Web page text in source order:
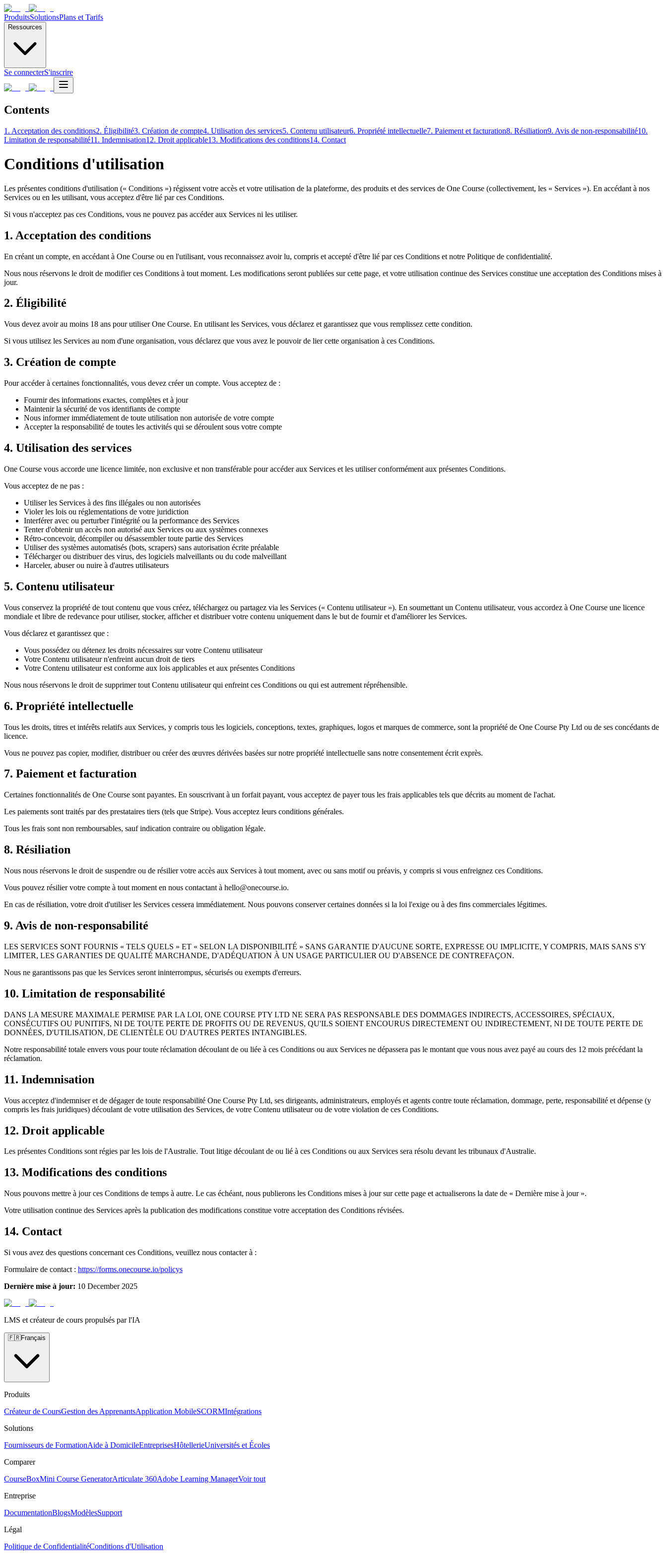
ProduitsSolutionsPlans et Tarifs
Ressources
Se connecterS'inscrire
Contents
1. Acceptation des conditions2. Éligibilité3. Création de compte4. Utilisation des services5. Contenu utilisateur6. Propriété intellectuelle7. Paiement et facturation8. Résiliation9. Avis de non-responsabilité10.
Limitation de responsabilité11. Indemnisation12. Droit applicable13. Modifications des conditions14. Contact
Conditions d'utilisation
Les présentes conditions d'utilisation (« Conditions ») régissent votre accès et votre utilisation de la plateforme, des produits et des services de One Course (collectivement, les « Services »). En accédant à nos
Services ou en les utilisant, vous acceptez d'être lié par ces Conditions.
Si vous n'acceptez pas ces Conditions, vous ne pouvez pas accéder aux Services ni les utiliser.
1. Acceptation des conditions
En créant un compte, en accédant à One Course ou en l'utilisant, vous reconnaissez avoir lu, compris et accepté d'être lié par ces Conditions et notre Politique de confidentialité.
Nous nous réservons le droit de modifier ces Conditions à tout moment. Les modifications seront publiées sur cette page, et votre utilisation continue des Services constitue une acceptation des Conditions mises à
jour.
2. Éligibilité
Vous devez avoir au moins 18 ans pour utiliser One Course. En utilisant les Services, vous déclarez et garantissez que vous remplissez cette condition.
Si vous utilisez les Services au nom d'une organisation, vous déclarez que vous avez le pouvoir de lier cette organisation à ces Conditions.
3. Création de compte
Pour accéder à certaines fonctionnalités, vous devez créer un compte. Vous acceptez de :
Fournir des informations exactes, complètes et à jour
Maintenir la sécurité de vos identifiants de compte
Nous informer immédiatement de toute utilisation non autorisée de votre compte
Accepter la responsabilité de toutes les activités qui se déroulent sous votre compte
4. Utilisation des services
One Course vous accorde une licence limitée, non exclusive et non transférable pour accéder aux Services et les utiliser conformément aux présentes Conditions.
Vous acceptez de ne pas :
Utiliser les Services à des fins illégales ou non autorisées
Violer les lois ou réglementations de votre juridiction
Interférer avec ou perturber l'intégrité ou la performance des Services
Tenter d'obtenir un accès non autorisé aux Services ou aux systèmes connexes
Rétro-concevoir, décompiler ou désassembler toute partie des Services
Utiliser des systèmes automatisés (bots, scrapers) sans autorisation écrite préalable
Télécharger ou distribuer des virus, des logiciels malveillants ou du code malveillant
Harceler, abuser ou nuire à d'autres utilisateurs
5. Contenu utilisateur
Vous conservez la propriété de tout contenu que vous créez, téléchargez ou partagez via les Services (« Contenu utilisateur »). En soumettant un Contenu utilisateur, vous accordez à One Course une licence
mondiale et libre de redevance pour utiliser, stocker, afficher et distribuer votre contenu uniquement dans le but de fournir et d'améliorer les Services.
Vous déclarez et garantissez que :
Vous possédez ou détenez les droits nécessaires sur votre Contenu utilisateur
Votre Contenu utilisateur n'enfreint aucun droit de tiers
Votre Contenu utilisateur est conforme aux lois applicables et aux présentes Conditions
Nous nous réservons le droit de supprimer tout Contenu utilisateur qui enfreint ces Conditions ou qui est autrement répréhensible.
6. Propriété intellectuelle
Tous les droits, titres et intérêts relatifs aux Services, y compris tous les logiciels, conceptions, textes, graphiques, logos et marques de commerce, sont la propriété de One Course Pty Ltd ou de ses concédants de
licence.
Vous ne pouvez pas copier, modifier, distribuer ou créer des œuvres dérivées basées sur notre propriété intellectuelle sans notre consentement écrit exprès.
7. Paiement et facturation
Certaines fonctionnalités de One Course sont payantes. En souscrivant à un forfait payant, vous acceptez de payer tous les frais applicables tels que décrits au moment de l'achat.
Les paiements sont traités par des prestataires tiers (tels que Stripe). Vous acceptez leurs conditions générales.
Tous les frais sont non remboursables, sauf indication contraire ou obligation légale.
8. Résiliation
Nous nous réservons le droit de suspendre ou de résilier votre accès aux Services à tout moment, avec ou sans motif ou préavis, y compris si vous enfreignez ces Conditions.
Vous pouvez résilier votre compte à tout moment en nous contactant à hello@onecourse.io.
En cas de résiliation, votre droit d'utiliser les Services cessera immédiatement. Nous pouvons conserver certaines données si la loi l'exige ou à des fins commerciales légitimes.
9. Avis de non-responsabilité
LES SERVICES SONT FOURNIS « TELS QUELS » ET « SELON LA DISPONIBILITÉ » SANS GARANTIE D'AUCUNE SORTE, EXPRESSE OU IMPLICITE, Y COMPRIS, MAIS SANS S'Y
LIMITER, LES GARANTIES DE QUALITÉ MARCHANDE, D'ADÉQUATION À UN USAGE PARTICULIER OU D'ABSENCE DE CONTREFAÇON.
Nous ne garantissons pas que les Services seront ininterrompus, sécurisés ou exempts d'erreurs.
10. Limitation de responsabilité
DANS LA MESURE MAXIMALE PERMISE PAR LA LOI, ONE COURSE PTY LTD NE SERA PAS RESPONSABLE DES DOMMAGES INDIRECTS, ACCESSOIRES, SPÉCIAUX,
CONSÉCUTIFS OU PUNITIFS, NI DE TOUTE PERTE DE PROFITS OU DE REVENUS, QU'ILS SOIENT ENCOURUS DIRECTEMENT OU INDIRECTEMENT, NI DE TOUTE PERTE DE
DONNÉES, D'UTILISATION, DE CLIENTÈLE OU D'AUTRES PERTES INTANGIBLES.
Notre responsabilité totale envers vous pour toute réclamation découlant de ou liée à ces Conditions ou aux Services ne dépassera pas le montant que vous nous avez payé au cours des 12 mois précédant la
réclamation.
11. Indemnisation
Vous acceptez d'indemniser et de dégager de toute responsabilité One Course Pty Ltd, ses dirigeants, administrateurs, employés et agents contre toute réclamation, dommage, perte, responsabilité et dépense (y
compris les frais juridiques) découlant de votre utilisation des Services, de votre Contenu utilisateur ou de votre violation de ces Conditions.
12. Droit applicable
Les présentes Conditions sont régies par les lois de l'Australie. Tout litige découlant de ou lié à ces Conditions ou aux Services sera résolu devant les tribunaux d'Australie.
13. Modifications des conditions
Nous pouvons mettre à jour ces Conditions de temps à autre. Le cas échéant, nous publierons les Conditions mises à jour sur cette page et actualiserons la date de « Dernière mise à jour ».
Votre utilisation continue des Services après la publication des modifications constitue votre acceptation des Conditions révisées.
14. Contact
Si vous avez des questions concernant ces Conditions, veuillez nous contacter à :
Formulaire de contact : https://forms.onecourse.io/policys
Dernière mise à jour: 10 December 2025
LMS et créateur de cours propulsés par l'IA
🇫🇷Français
Produits
Créateur de CoursGestion des ApprenantsApplication MobileSCORMIntégrations
Solutions
Fournisseurs de FormationAide à DomicileEntreprisesHôtellerieUniversités et Écoles
Comparer
CourseBoxMini Course GeneratorArticulate 360Adobe Learning ManagerVoir tout
Entreprise
DocumentationBlogsModèlesSupport
Légal
Politique de ConfidentialitéConditions d'Utilisation